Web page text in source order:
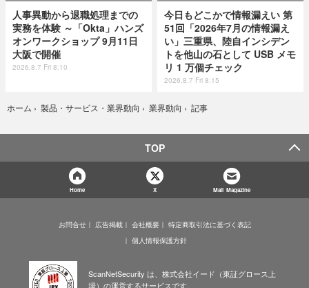
人事異動から退職処理までの
実務を体験 ～「Okta」ハンズ
オンワークショップ 9月11日
大阪で開催
2026.8.7 Fri 8:10
今日もどこかで情報漏えい 第
51回「2026年7月の情報漏え
い」三重県、陸自インシデン
トを他山の石として USB メモ
リ 1 万個チェック
2026.8.7 Fri 8:15
ホーム › 製品・サービス・業界動向 › 業界動向 › 記事
TOP
Home X Mail Magazine
お問合せ 広告掲載 会社概要
特定商取引法に基づく表記
個人情報保護方針
ScanNetSecurity は、株式会社イード（東証グロース上
場）の運営するサービスです。